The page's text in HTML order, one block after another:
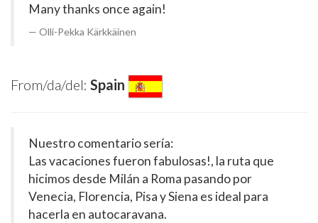
Many thanks once again!
Olli-Pekka Kärkkäinen
From/da/del: Spain
Nuestro comentario sería:
Las vacaciones fueron fabulosas!, la ruta que
hicimos desde Milán a Roma pasando por
Venecia, Florencia, Pisa y Siena es ideal para
hacerla en autocaravana.